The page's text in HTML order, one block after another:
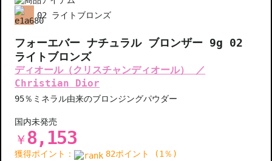
02 ライトブロンズ
フォーエバー ナチュラル ブロンザー 9g 02
ライトブロンズ
ディオール（クリスチャンディオール） ／
Christian Dior
95％ミネラル由来のブロンジングパウダー
国内未発売
￥ 8,153
獲得ポイント： 82ポイント (1％)